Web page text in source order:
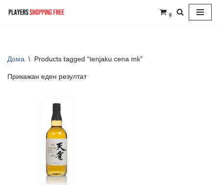
0
Дома \ Products tagged “tenjaku cena mk”
Прикажан еден резултат